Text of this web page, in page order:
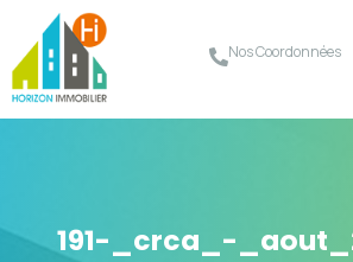
Nos Coordonnées
191-_crca_-